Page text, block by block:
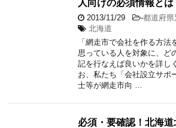
人向けの必須情報とは
2013/11/29 -都道府県
北海道
「網走市で会社を作る方
思っている人を対象に、ど
記を行なえば良いかを詳し
お、私たち「会社設立サポ
士等が網走市向 …
必須・要確認！北海